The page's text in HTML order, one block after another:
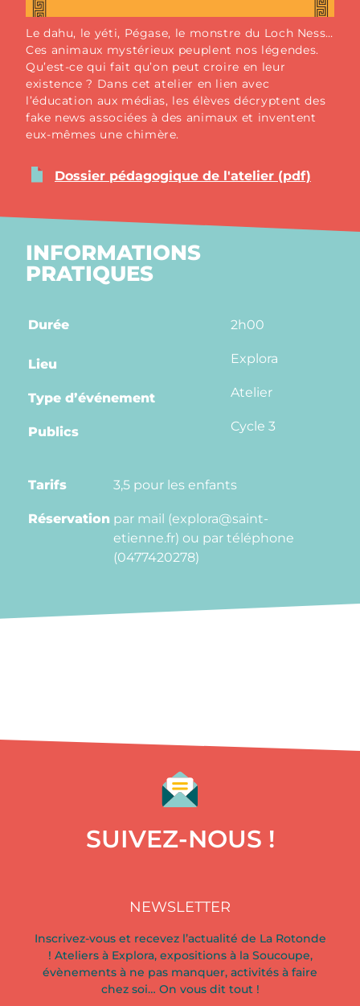
Le dahu, le yéti, Pégase, le monstre du Loch Ness…
Ces animaux mystérieux peuplent nos légendes.
Qu’est-ce qui fait qu’on peut croire en leur
existence ? Dans cet atelier en lien avec
l’éducation aux médias, les élèves décryptent des
fake news associées à des animaux et inventent
eux-mêmes une chimère.
Dossier pédagogique de l'atelier (pdf)
INFORMATIONS
PRATIQUES
Durée 2h00
Lieu Explora
Type d’événement Atelier
Publics Cycle 3
Tarifs 3,5 pour les enfants
Réservation par mail (explora@saint-
etienne.fr) ou par téléphone
(0477420278)
SUIVEZ-NOUS !
NEWSLETTER
Inscrivez-vous et recevez l’actualité de La Rotonde
! Ateliers à Explora, expositions à la Soucoupe,
évènements à ne pas manquer, activités à faire
chez soi… On vous dit tout !